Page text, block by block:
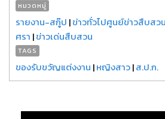
หมวดหมู่
รายงาน-สกู๊ป |ข่าวทั่วไปศูนย์ข่าวสืบสวน
ศรา |ข่าวเด่นสืบสวน
TAGS
ของรับขวัญแต่งงาน |หญิงสาว|ส.ป.ก.